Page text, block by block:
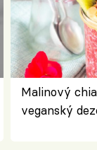
Malinový
veganský